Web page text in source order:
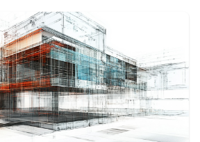
des défis en matière de
et complexité technique